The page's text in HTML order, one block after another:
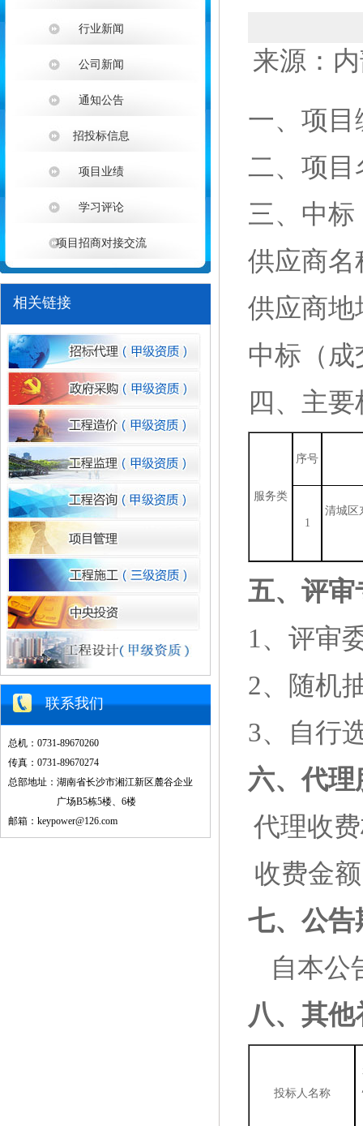
1 2
行业新闻
公司新闻
通知公告
招投标信息
项目业绩
学习评论
项目招商对接交流
相关链接
联系我们
总机：0731-89670260
传真：0731-89670274
总部地址：湖南省长沙市湘江新区麓谷企业
广场B5栋5楼、6楼
邮箱：keypower@126.com
来源：
一、 项目
二、 项目
三、中
供应商名
供应商地
中标（
四、主
服务类
序号
1
清城区
五、评审
1、评审
2、随机
3、自行
六、代
代理收
收费金
七、公告
自本公
八、 其他
投标人名称